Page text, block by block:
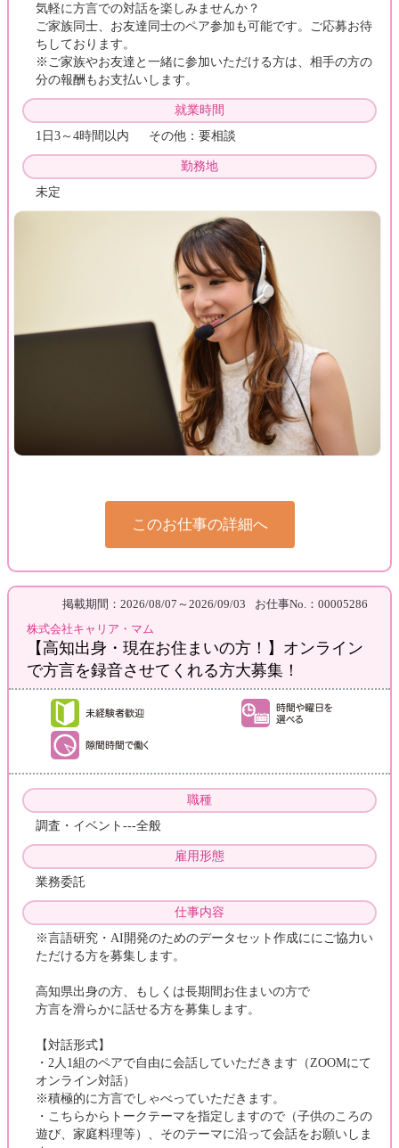
気軽に方言での対話を楽しみませんか？
ご家族同士、お友達同士のペア参加も可能です。ご応募お待
ちしております。
※ご家族やお友達と一緒に参加いただける方は、相手の方の
分の報酬もお支払いします。
就業時間
1日3～4時間以内 その他：要相談
勤務地
未定
このお仕事の詳細へ
掲載期間：2026/08/07～2026/09/03
お仕事No.：00005286
株式会社キャリア・マム
【高知出身・現在お住まいの方！】オンライン
で方言を録音させてくれる方大募集！
職種
調査・イベント---全般
雇用形態
業務委託
仕事内容
※言語研究・AI開発のためのデータセット作成ににご協力い
ただける方を募集します。
高知県出身の方、もしくは長期間お住まいの方で
方言を滑らかに話せる方を募集します。
【対話形式】
・2人1組のペアで自由に会話していただきます（ZOOMにて
オンライン対話）
※積極的に方言でしゃべっていただきます。
・こちらからトークテーマを指定しますので（子供のころの
遊び、家庭料理等）、そのテーマに沿って会話をお願いしま